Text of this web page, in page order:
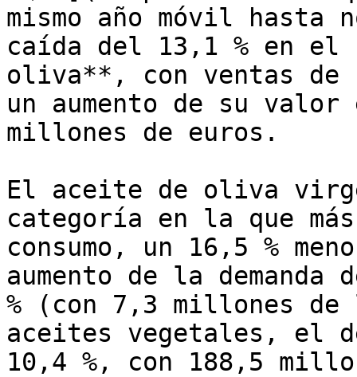
mismo año móvil hasta
caída del 13,1 % en el
oliva**, con ventas
un aumento de su
millones de euros.
El aceite de oliva
categoría en la que
consumo, un 16,5 %
aumento de la
% (con 7,3 millones
aceites vegetales, el
10,4 %, con 188,5